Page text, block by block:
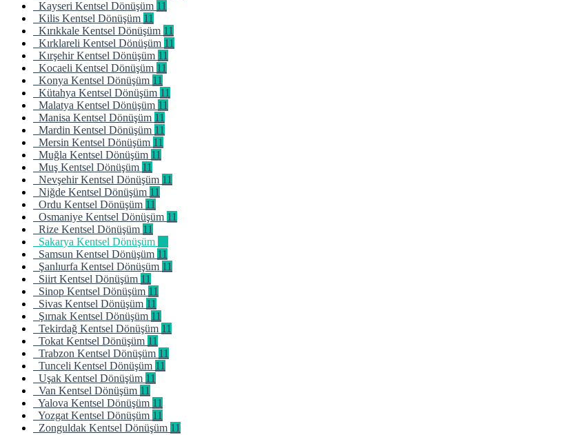
Kayseri Kentsel Dönüşüm 11
Kilis Kentsel Dönüşüm 11
Kırıkkale Kentsel Dönüşüm 11
Kırklareli Kentsel Dönüşüm 11
Kırşehir Kentsel Dönüşüm 11
Kocaeli Kentsel Dönüşüm 11
Konya Kentsel Dönüşüm 11
Kütahya Kentsel Dönüşüm 11
Malatya Kentsel Dönüşüm 11
Manisa Kentsel Dönüşüm 11
Mardin Kentsel Dönüşüm 11
Mersin Kentsel Dönüşüm 11
Muğla Kentsel Dönüşüm 11
Muş Kentsel Dönüşüm 11
Nevşehir Kentsel Dönüşüm 11
Niğde Kentsel Dönüşüm 11
Ordu Kentsel Dönüşüm 11
Osmaniye Kentsel Dönüşüm 11
Rize Kentsel Dönüşüm 11
Sakarya Kentsel Dönüşüm
Samsun Kentsel Dönüşüm 11
Şanlıurfa Kentsel Dönüşüm 11
Siirt Kentsel Dönüşüm 11
Sinop Kentsel Dönüşüm 11
Sivas Kentsel Dönüşüm 11
Şırnak Kentsel Dönüşüm 11
Tekirdağ Kentsel Dönüşüm 11
Tokat Kentsel Dönüşüm 11
Trabzon Kentsel Dönüşüm 11
Tunceli Kentsel Dönüşüm 11
Uşak Kentsel Dönüşüm 11
Van Kentsel Dönüşüm 11
Yalova Kentsel Dönüşüm 11
Yozgat Kentsel Dönüşüm 11
Zonguldak Kentsel Dönüşüm 11